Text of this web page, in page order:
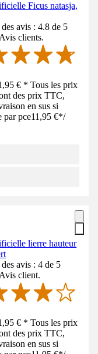
Ficus natasja,
avis : 4.8 de 5
clients.
€ * Tous les prix
des prix TTC,
en sus si
par pce11,95 €*/
lierre hauteur
avis : 4 de 5
client.
€ * Tous les prix
des prix TTC,
en sus si